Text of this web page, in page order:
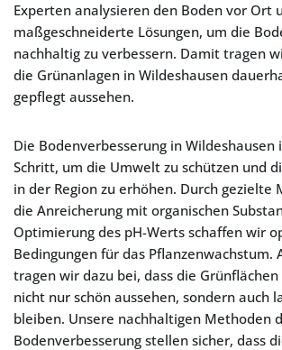
Experten analysieren den Boden vor Ort
maßgeschneiderte Lösungen, um die
nachhaltig zu verbessern. Damit tragen
die Grünanlagen in Wildeshausen
gepflegt aussehen.
Die Bodenverbesserung in
Schritt, um die Umwelt zu schützen und
in der Region zu erhöhen. Durch gezielte
die Anreicherung mit organischen
Optimierung des pH-Werts schaffen wir
Bedingungen für das Pflanzenwachstum.
tragen wir dazu bei, dass die
nicht nur schön aussehen, sondern auch
bleiben. Unsere nachhaltigen Methoden
Bodenverbesserung stellen sicher, dass